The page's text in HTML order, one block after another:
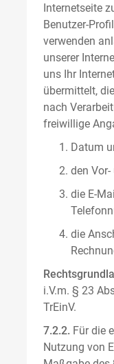
Internetseite
Benutzer-
verwenden
unserer
uns Ihr
übermittelt,
nach
freiwillige
Datum
den
die E-
die
i.V.m. § 23
TrEinV.
7.2.2. Für die
Nutzung von